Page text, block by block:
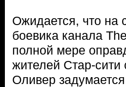
Ожидается, что на
боевика канала
полной мере
жителей Стар-сити
Оливер